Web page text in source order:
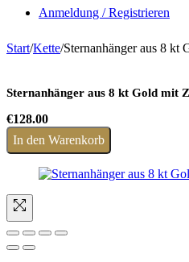
Anmeldung / Registrieren
Start/Kette/Sternanhänger aus 8 kt
Sternanhänger aus 8 kt Gold mit
€128.00
In den Warenkorb